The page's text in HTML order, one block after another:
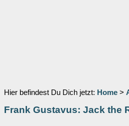
Hier befindest Du Dich jetzt: Home >
Frank Gustavus: Jack the